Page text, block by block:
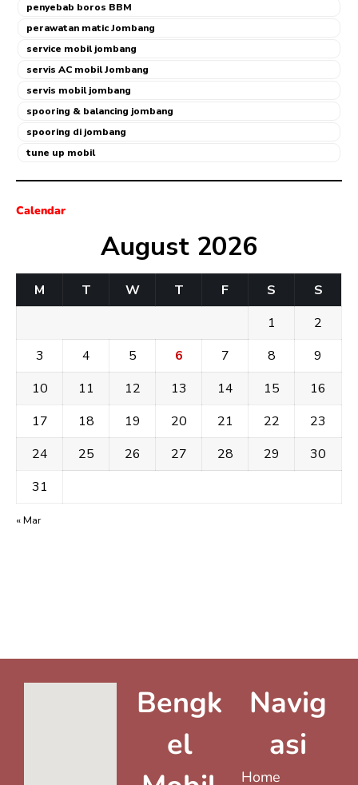
penyebab boros BBM
perawatan matic Jombang
service mobil jombang
servis AC mobil Jombang
servis mobil jombang
spooring & balancing jombang
spooring di jombang
tune up mobil
Calendar
August 2026
M T W T F S
S
1
2
3
4 5 6 7 8
9
10
11 12 13 14 15
16
17
18 19 20 21 22
23
24
25 26 27 28 29
30
31
« Mar
Bengk
el
Navig
asi
Home